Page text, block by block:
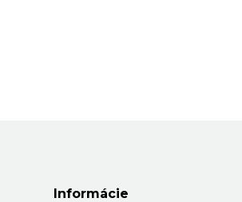
Informácie